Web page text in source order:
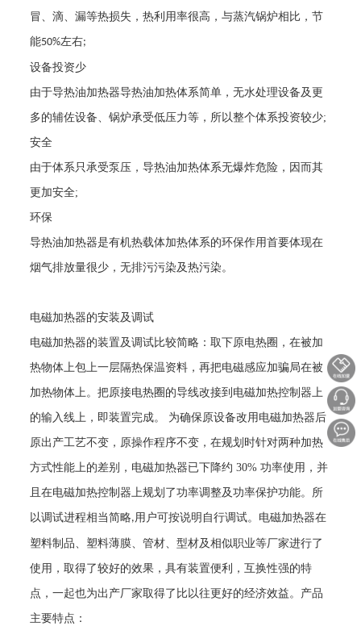
冒、滴、漏等热损失，热利用率很高，与蒸汽锅炉相比，节
能50%左右;
设备投资少
由于导热油加热器导热油加热体系简单，无水处理设备及更
多的辅佐设备、锅炉承受低压力等，所以整个体系投资较少;
安全
由于体系只承受泵压，导热油加热体系无爆炸危险，因而其
更加安全;
环保
导热油加热器是有机热载体加热体系的环保作用首要体现在
烟气排放量很少，无排污污染及热污染。
电磁加热器的安装及调试
电磁加热器的装置及调试比较简略：取下原电热圈，在被加
热物体上包上一层隔热保温资料，再把电磁感应加骗局在被
加热物体上。把原接电热圈的导线改接到电磁加热控制器上
的输入线上，即装置完成。 为确保原设备改用电磁加热器后
原出产工艺不变，原操作程序不变，在规划时针对两种加热
方式性能上的差别，电磁加热器已下降约 30%功率使用，并
且在电磁加热控制器上规划了功率调整及功率保护功能。所
以调试进程相当简略,用户可按说明自行调试。电磁加热器在
塑料制品、塑料薄膜、管材、型材及相似职业等厂家进行了
使用，取得了较好的效果，具有装置便利，互换性强的特
点，一起也为出产厂家取得了比以往更好的经济效益。产品
主要特点：